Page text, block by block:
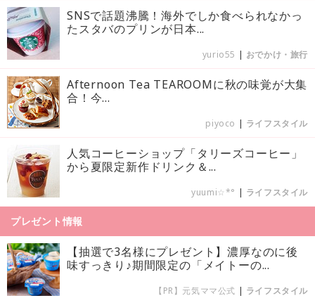
SNSで話題沸騰！海外でしか食べられなかっ
たスタバのプリンが日本...
yurio55 | おでかけ・旅行
Afternoon Tea TEAROOMに秋の味覚が大集
合！今...
piyoco | ライフスタイル
人気コーヒーショップ「タリーズコーヒー」
から夏限定新作ドリンク＆...
yuumi☆*° | ライフスタイル
プレゼント情報
【抽選で3名様にプレゼント】濃厚なのに後
味すっきり♪期間限定の「メイトーの...
【PR】元気ママ公式 | ライフスタイル